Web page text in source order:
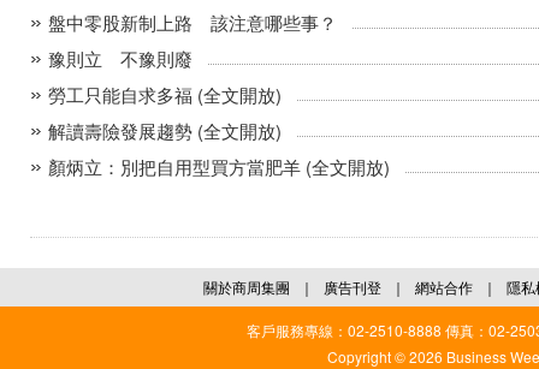
盤中零股新制上路 該注意哪些事？
豫則立 不豫則廢
勞工只能自求多福 (全文開放)
解讀壽險發展趨勢 (全文開放)
顏炳立：別把自用型買方當肥羊 (全文開放)
關於商周集團 ｜ 廣告刊登 ｜ 網站合作 ｜ 隱私
客戶服務專線：02-2510-8888 傳真：02-
Copyright © 2026 Business